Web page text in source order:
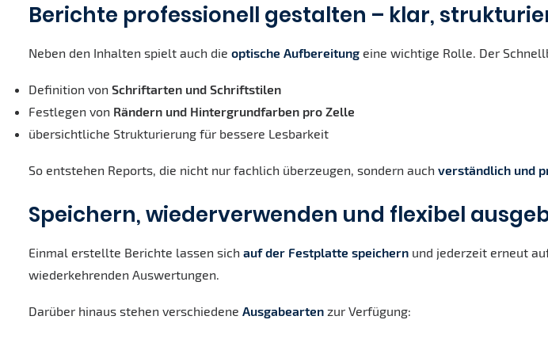
Berichte professionell gestalten – klar,
Neben den Inhalten spielt auch die optische Aufbereitung eine wichtige Rolle. Der
Definition von Schriftarten und Schriftstilen
Festlegen von Rändern und Hintergrundfarben pro Zelle
übersichtliche Strukturierung für bessere Lesbarkeit
So entstehen Reports, die nicht nur fachlich überzeugen, sondern auch verständlich und
Speichern, wiederverwenden und flexibel
Einmal erstellte Berichte lassen sich auf der Festplatte speichern und jederzeit erneut
wiederkehrenden Auswertungen.
Darüber hinaus stehen verschiedene Ausgabearten zur Verfügung: